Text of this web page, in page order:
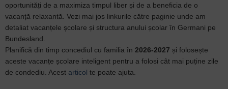
oportunități de a maximiza timpul liber și de a beneficia de o
vacanță relaxantă. Vezi mai jos linkurile către paginie unde am
detaliat vacanțele școlare și structura anului școlar în Germani pe
Bundesland.
Planifică din timp concediul cu familia în 2026-2027 și folosește
aceste vacanțe școlare inteligent pentru a folosi cât mai puține zile
de condediu. Acest articol te poate ajuta.